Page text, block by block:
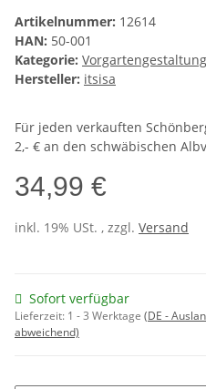
Artikelnummer: 12614
HAN: 50-001
Kategorie:
Hersteller: itsisa
Für jeden verkauften
2,- € an den schwäbischen
34,99 €
inkl. 19% USt. , zzgl. Versand
Sofort verfügbar
Lieferzeit: 1 - 3 Werktage (DE -
abweichend)